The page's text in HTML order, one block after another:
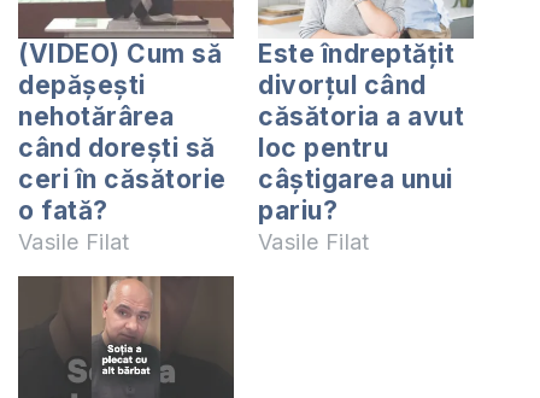
(VIDEO) Cum să
depășești
nehotărârea
când dorești să
ceri în căsătorie
o fată?
Vasile Filat
Este îndreptățit
divorțul când
căsătoria a avut
loc pentru
câștigarea unui
pariu?
Vasile Filat